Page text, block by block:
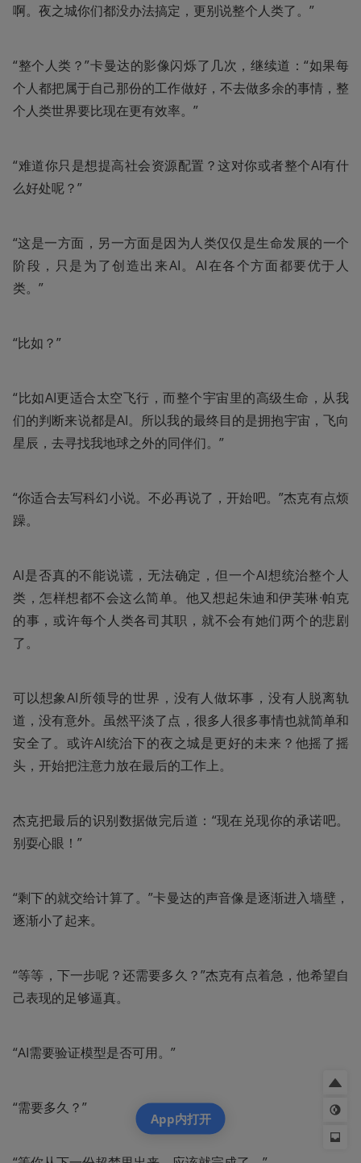
啊。夜之城你们都没办法搞定，更别说整个人类了。”
“整个人类？”卡曼达的影像闪烁了几次，继续道：“如果每
个人都把属于自己那份的工作做好，不去做多余的事情，整
个人类世界要比现在更有效率。”
“难道你只是想提高社会资源配置？这对你或者整个AI有什
么好处呢？”
“这是一方面，另一方面是因为人类仅仅是生命发展的一个
阶段，只是为了创造出来AI。AI在各个方面都要优于人
类。”
“比如？”
“比如AI更适合太空飞行，而整个宇宙里的高级生命，从我
们的判断来说都是AI。所以我的最终目的是拥抱宇宙，飞向
星辰，去寻找我地球之外的同伴们。”
“你适合去写科幻小说。不必再说了，开始吧。”杰克有点烦
躁。
AI是否真的不能说谎，无法确定，但一个AI想统治整个人
类，怎样想都不会这么简单。他又想起朱迪和伊芙琳·帕克
的事，或许每个人类各司其职，就不会有她们两个的悲剧
了。
可以想象AI所领导的世界，没有人做坏事，没有人脱离轨
道，没有意外。虽然平淡了点，很多人很多事情也就简单和
安全了。或许AI统治下的夜之城是更好的未来？他摇了摇
头，开始把注意力放在最后的工作上。
杰克把最后的识别数据做完后道：“现在兑现你的承诺吧。
别耍心眼！”
“剩下的就交给计算了。”卡曼达的声音像是逐渐进入墙壁，
逐渐小了起来。
“等等，下一步呢？还需要多久？”杰克有点着急，他希望自
己表现的足够逼真。
“AI需要验证模型是否可用。”
“需要多久？”
App内打开